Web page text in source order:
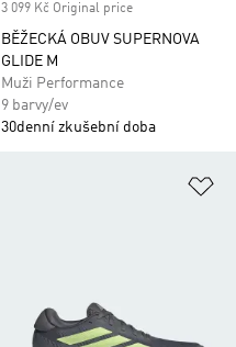
3 099 Kč Original price
BĚŽECKÁ OBUV SUPERNOVA
GLIDE M
Muži Performance
9 barvy/ev
30denní zkušební doba